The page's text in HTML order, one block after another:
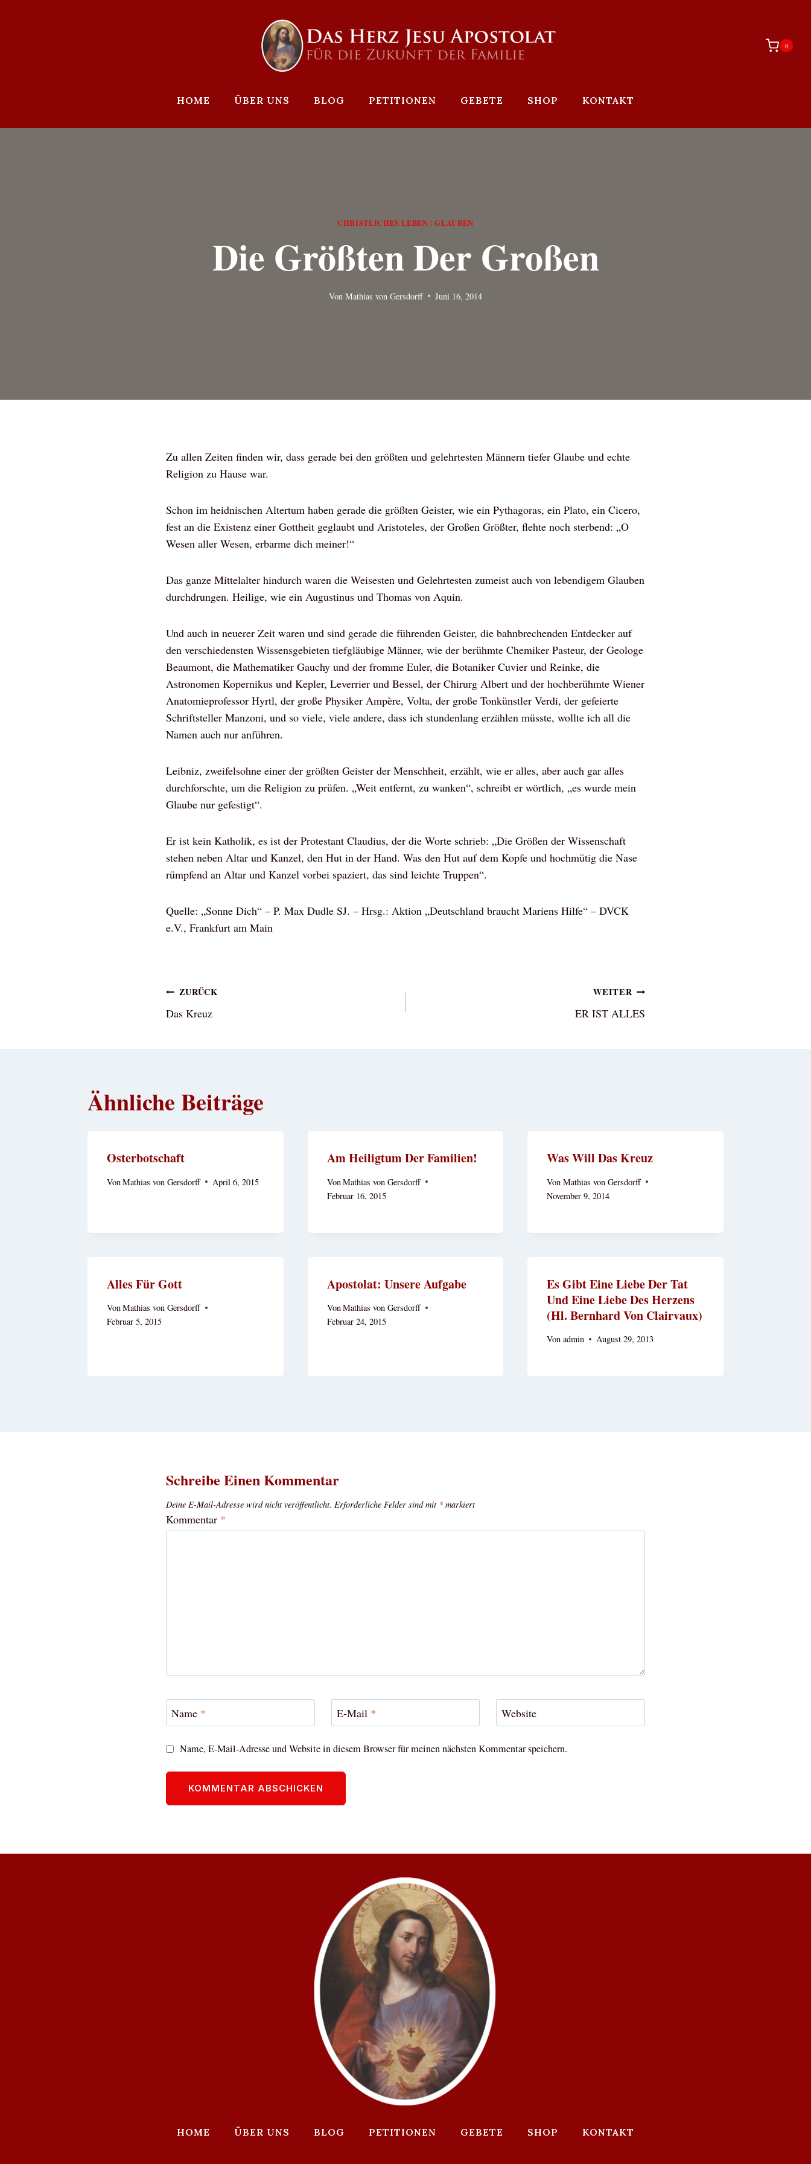
0
HOME ÜBER UNS BLOG PETITIONEN GEBETE SHOP KONTAKT
CHRISTLICHES LEBEN |GLAUBEN
Die Größten Der Großen
Von Mathias von Gersdorff Juni 16, 2014
Zu allen Zeiten finden wir, dass gerade bei den größten und gelehrtesten Männern tiefer Glaube und echte
Religion zu Hause war.
Schon im heidnischen Altertum haben gerade die größten Geister, wie ein Pythagoras, ein Plato, ein Cicero,
fest an die Existenz einer Gottheit geglaubt und Aristoteles, der Großen Größter, flehte noch sterbend: „O
Wesen aller Wesen, erbarme dich meiner!“
Das ganze Mittelalter hindurch waren die Weisesten und Gelehrtesten zumeist auch von lebendigem Glauben
durchdrungen. Heilige, wie ein Augustinus und Thomas von Aquin.
Und auch in neuerer Zeit waren und sind gerade die führenden Geister, die bahnbrechenden Entdecker auf
den verschiedensten Wissensgebieten tiefgläubige Männer, wie der berühmte Chemiker Pasteur, der Geologe
Beaumont, die Mathematiker Gauchy und der fromme Euler, die Botaniker Cuvier und Reinke, die
Astronomen Kopernikus und Kepler, Leverrier und Bessel, der Chirurg Albert und der hochberühmte Wiener
Anatomieprofessor Hyrtl, der große Physiker Ampère, Volta, der große Tonkünstler Verdi, der gefeierte
Schriftsteller Manzoni, und so viele, viele andere, dass ich stundenlang erzählen müsste, wollte ich all die
Namen auch nur anführen.
Leibniz, zweifelsohne einer der größten Geister der Menschheit, erzählt, wie er alles, aber auch gar alles
durchforschte, um die Religion zu prüfen. „Weit entfernt, zu wanken“, schreibt er wörtlich, „es wurde mein
Glaube nur gefestigt“.
Er ist kein Katholik, es ist der Protestant Claudius, der die Worte schrieb: „Die Größen der Wissenschaft
stehen neben Altar und Kanzel, den Hut in der Hand. Was den Hut auf dem Kopfe und hochmütig die Nase
rümpfend an Altar und Kanzel vorbei spaziert, das sind leichte Truppen“.
Quelle: „Sonne Dich“ – P. Max Dudle SJ. – Hrsg.: Aktion „Deutschland braucht Mariens Hilfe“ – DVCK
e.V., Frankfurt am Main
Beitragsnavigation
ZURÜCK
Das Kreuz
WEITER
ER IST ALLES
Ähnliche Beiträge
Osterbotschaft
VonMathias von Gersdorff April 6, 2015
Am Heiligtum Der Familien!
VonMathias von Gersdorff
Februar 16, 2015
Was Will Das Kreuz
Von Mathias von Gersdorff
November 9, 2014
Alles Für Gott
VonMathias von Gersdorff
Februar 5, 2015
Apostolat: Unsere Aufgabe
VonMathias von Gersdorff
Februar 24, 2015
Es Gibt Eine Liebe Der Tat
Und Eine Liebe Des Herzens
(Hl. Bernhard Von Clairvaux)
Von admin August 29, 2013
Schreibe Einen Kommentar
Deine E-Mail-Adresse wird nicht veröffentlicht. Erforderliche Felder sind mit * markiert
Kommentar *
Name * E-Mail * Website
Name, E-Mail-Adresse und Website in diesem Browser für meinen nächsten Kommentar speichern.
HOME ÜBER UNS BLOG PETITIONEN GEBETE SHOP KONTAKT